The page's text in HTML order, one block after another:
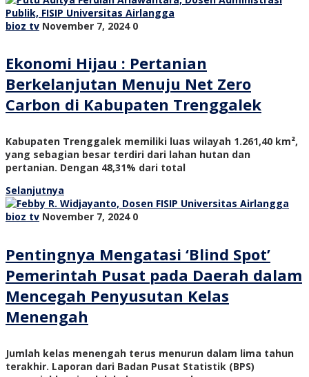
bioz tv November 7, 2024 0
Ekonomi Hijau : Pertanian
Berkelanjutan Menuju Net Zero
Carbon di Kabupaten Trenggalek
Kabupaten Trenggalek memiliki luas wilayah 1.261,40 km²,
yang sebagian besar terdiri dari lahan hutan dan
pertanian. Dengan 48,31% dari total
Selanjutnya
bioz tv November 7, 2024 0
Pentingnya Mengatasi ‘Blind Spot’
Pemerintah Pusat pada Daerah dalam
Mencegah Penyusutan Kelas
Menengah
Jumlah kelas menengah terus menurun dalam lima tahun
terakhir. Laporan dari Badan Pusat Statistik (BPS)